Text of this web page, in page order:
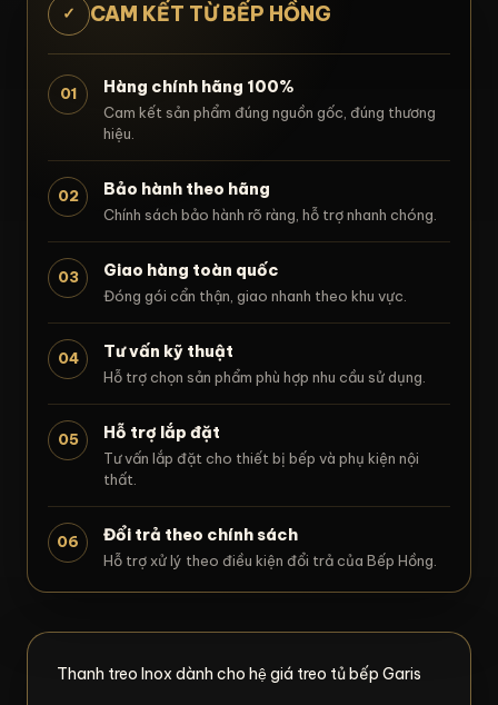
✓ CAM KẾT TỪ BẾP HỒNG
01 Hàng chính hãng 100%
Cam kết sản phẩm đúng nguồn gốc, đúng thương
hiệu.
02 Bảo hành theo hãng
Chính sách bảo hành rõ ràng, hỗ trợ nhanh chóng.
03 Giao hàng toàn quốc
Đóng gói cẩn thận, giao nhanh theo khu vực.
04 Tư vấn kỹ thuật
Hỗ trợ chọn sản phẩm phù hợp nhu cầu sử dụng.
05 Hỗ trợ lắp đặt
Tư vấn lắp đặt cho thiết bị bếp và phụ kiện nội
thất.
06 Đổi trả theo chính sách
Hỗ trợ xử lý theo điều kiện đổi trả của Bếp Hồng.
Thanh treo Inox dành cho hệ giá treo tủ bếp Garis